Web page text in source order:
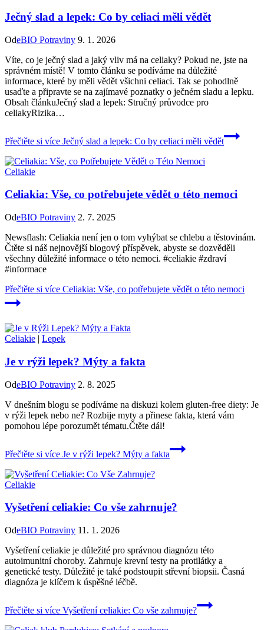
Ječný slad a lepek: Co by celiaci měli vědět
OdeBIO Potraviny 9. 1. 2026
Víte, co je ⁢ječný ​slad a‍ jaký vliv má na celiaky?‍ Pokud ne, jste na
‍správném místě! V tomto článku se podíváme ‌na‌ důležité
informace,⁣ které​ by měli vědět všichni celiaci. Tak se pohodlně
usaďte a připravte se na zajímavé poznatky‍ o ječném sladu‍ a lepku.
Obsah článkuJečný slad ⁤a lepek: ​Stručný průvodce⁤ pro
celiakyRizika…
Přečtěte si více Ječný slad a lepek: Co by celiaci měli vědět
Celiakie
Celiakia: Vše, co potřebujete vědět o této nemoci
OdeBIO Potraviny 2. 7. 2025
Newsflash: Celiakia není jen o tom vyhýbat se chlebu a těstovinám.
Čtěte si náš nejnovější blogový příspěvek, abyste se dozvěděli
všechny důležité informace o této nemoci. #celiakie #zdraví
#informace
Přečtěte si více Celiakia: Vše, co potřebujete vědět o této nemoci
Celiakie | Lepek
Je v rýži lepek? Mýty a fakta
OdeBIO Potraviny 2. 8. 2025
V dnešním blogu se podíváme na diskuzi kolem gluten-free diety: Je
v rýži lepek nebo ne? Rozbije myty a přinese fakta, která vám
pomohou lépe porozumět tématu.Čtěte dál!
Přečtěte si více Je v rýži lepek? Mýty a fakta
Celiakie
Vyšetření celiakie: Co vše zahrnuje?
OdeBIO Potraviny 11. 1. 2026
Vyšetření celiakie je důležité pro správnou diagnózu této
autoimunitní choroby. Zahrnuje krevní testy na protilátky a
genetické testy. Důležité je také podstoupit střevní biopsii. Časná
diagnóza je klíčem k úspěšné léčbě.
Přečtěte si více Vyšetření celiakie: Co vše zahrnuje?